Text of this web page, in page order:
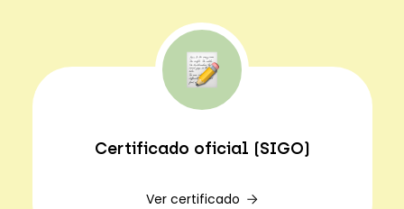
Certificado oficial (SIGO)
Ver certificado